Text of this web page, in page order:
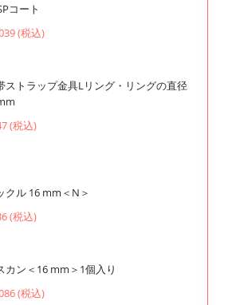
コート
(税込)
ストラップ金具Lリング・リングの直径
(税込)
クル 16 mm＜N＞
(税込)
カン＜16 mm＞1個入り
(税込)